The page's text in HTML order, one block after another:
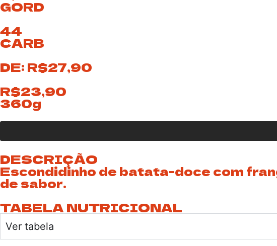
GORD
44
CARB
DE: R$27,90
R$23,90
360g
DESCRIÇÃO
Escondidinho de batata-doce com
de sabor.
TABELA NUTRICIONAL
Ver tabela